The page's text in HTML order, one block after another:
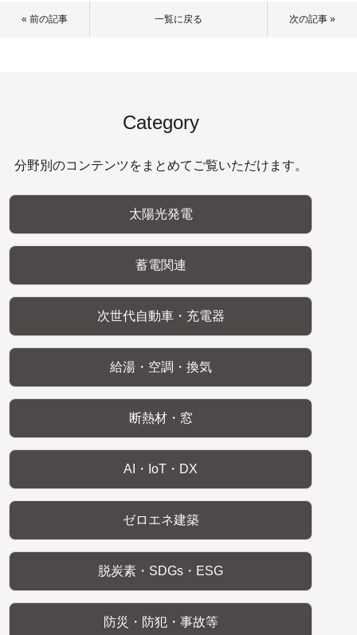
« 前の記事 一覧に戻る 次の記事 »
Category
分野別のコンテンツをまとめてご覧いただけます。
太陽光発電
蓄電関連
次世代自動車・充電器
給湯・空調・換気
断熱材・窓
AI・IoT・DX
ゼロエネ建築
脱炭素・SDGs・ESG
防災・防犯・事故等